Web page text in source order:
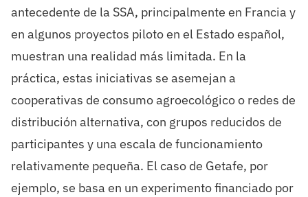
antecedente de la SSA, principalmente en Francia y
en algunos proyectos piloto en el Estado español,
muestran una realidad más limitada. En la
práctica, estas iniciativas se asemejan a
cooperativas de consumo agroecológico o redes de
distribución alternativa, con grupos reducidos de
participantes y una escala de funcionamiento
relativamente pequeña. El caso de Getafe, por
ejemplo, se basa en un experimento financiado por